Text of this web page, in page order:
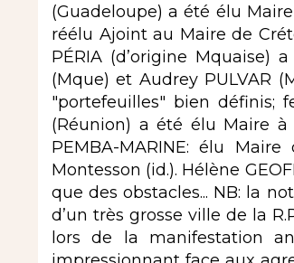
(Guadeloupe) a été élu
réélu Ajoint au Maire de
PÉRIA (d’origine Mquaise)
(Mque) et Audrey PULVAR
"portefeuilles" bien définis;
(Réunion) a été élu Maire à
PEMBA-MARINE: élu
Montesson (id.). Hélène
que des obstacles... NB: la
d’un très grosse ville de la
lors de la manifestation